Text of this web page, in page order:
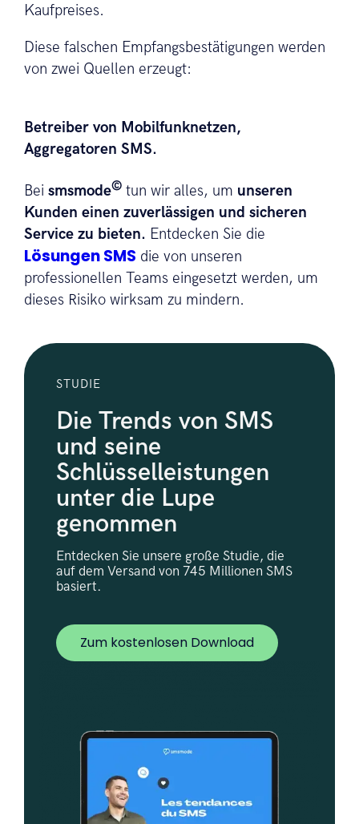
Kaufpreises.
Diese falschen Empfangsbestätigungen werden
von zwei Quellen erzeugt:
Betreiber von Mobilfunknetzen,
Aggregatoren SMS.
Bei smsmode© tun wir alles, um unseren
Kunden einen zuverlässigen und sicheren
Service zu bieten. Entdecken Sie die
Lösungen SMS die von unseren
professionellen Teams eingesetzt werden, um
dieses Risiko wirksam zu mindern.
STUDIE
Die Trends von SMS
und seine
Schlüsselleistungen
unter die Lupe
genommen
Entdecken Sie unsere große Studie, die
auf dem Versand von 745 Millionen SMS
basiert.
Zum kostenlosen Download